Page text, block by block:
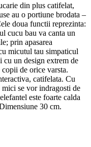
din plus catifelat,
au o portiune brodata –
doua functii reprezinta:
cucu bau va canta un
prin apasarea
micutul tau simpaticul
un design extrem de
de orice varsta.
catifelata. Cu
mici se vor indragosti de
este foarte calda
30 cm.